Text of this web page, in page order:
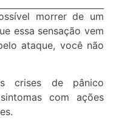
morrer de um
essa sensação vem
ataque, você não
crises de pânico
com ações